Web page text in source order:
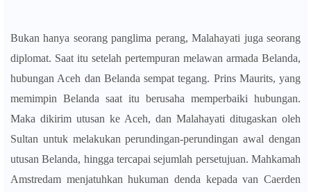
Bukan hanya seorang panglima perang, Malahayati juga seorang
diplomat. Saat itu setelah pertempuran melawan armada Belanda,
hubungan Aceh dan Belanda sempat tegang. Prins Maurits, yang
memimpin Belanda saat itu berusaha memperbaiki hubungan.
Maka dikirim utusan ke Aceh, dan Malahayati ditugaskan oleh
Sultan untuk melakukan perundingan-perundingan awal dengan
utusan Belanda, hingga tercapai sejumlah persetujuan. Mahkamah
Amstredam menjatuhkan hukuman denda kepada van Caerden